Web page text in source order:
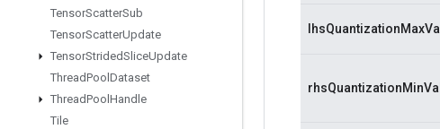
TensorScatterSub
TensorScatterUpdate
TensorStridedSliceUpdate
ThreadPool Dataset
ThreadPool Handle
Tile
lhsQuantizationMaxVal
rhsQuantizationMinVal